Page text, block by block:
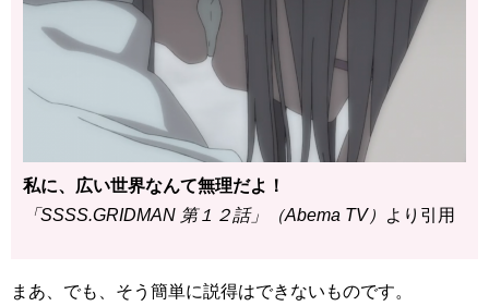
私に、広い世界なんて無理だよ！
「SSSS.GRIDMAN 第１２話」（Abema TV）
より引用
まあ、でも、そう簡単に説得はできないものです。